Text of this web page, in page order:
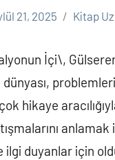
21, 2025 Kitap
İçi\, Gülseren
hikaye
ilgi duyanlar için